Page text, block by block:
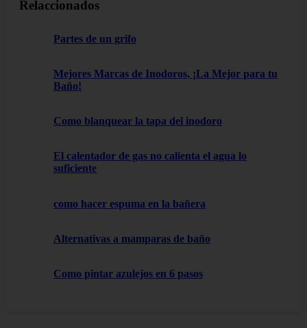
Relaccionados
Partes de un grifo
Mejores Marcas de Inodoros, ¡La Mejor para tu
Baño!
Como blanquear la tapa del inodoro
El calentador de gas no calienta el agua lo
suficiente
como hacer espuma en la bañera
Alternativas a mamparas de baño
Como pintar azulejos en 6 pasos